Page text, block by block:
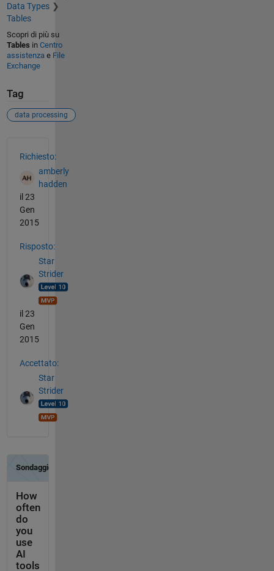
Data Types
Tables
Scopri di più su
Tables in Centro
assistenzae File
Exchange
Tag
data processing
Richiesto:
amberly
hadden
il 23
Gen
2015
Risposto:
Star
Strider
il 23
Gen
2015
Accettato:
Star
Strider